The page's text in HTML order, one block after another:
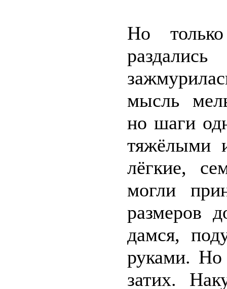
Но
мысль
но шаги
тяжёлыми
лёгкие,
могли
размеров
дамся,
руками. Но
затих.